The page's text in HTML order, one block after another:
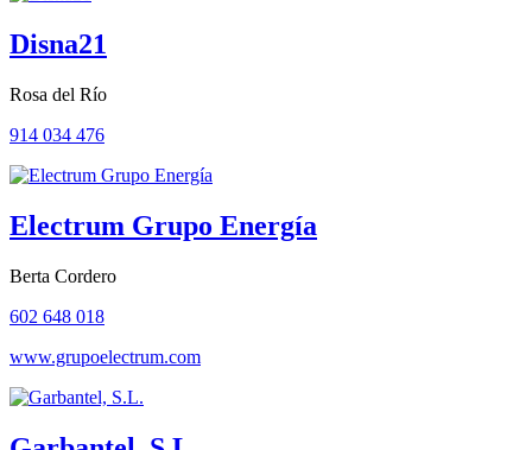
Disna21
Rosa del Río
914 034 476
Electrum Grupo Energía
Berta Cordero
602 648 018
www.grupoelectrum.com